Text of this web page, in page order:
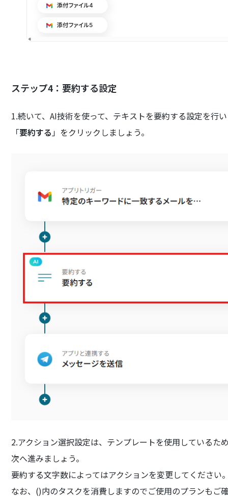
ステップ4：要約する設定
1.続いて、AI技術を使って、テキストを要約する設定を行
「要約する」をクリックしましょう。
2.アクション選択設定は、テンプレートを使用しているた
次へ進みましょう。
要約する文字数によってはアクションを変更してください
なお、()内のタスクを消費しますのでご使用のプランもご